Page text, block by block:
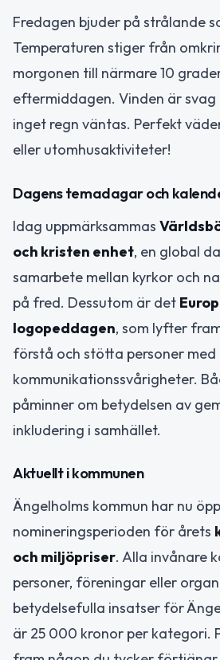
Fredagen bjuder på strålande
Temperaturen stiger från
morgonen till närmare 10
eftermiddagen. Vinden är
inget regn väntas. Perfekt
eller utomhusaktiviteter!
Dagens temadagar och
Idag uppmärksammas
och kristen enhet, en global
samarbete mellan kyrkor och
på fred. Dessutom är det
logopeddagen, som lyfter
förstå och stötta personer
kommunikationssvårigheter.
påminner om betydelsen av
inkludering i samhället.
Aktuellt i kommunen
Ängelholms kommun har nu
nomineringsperioden för årets
och miljöpriser. Alla invånare
personer, föreningar eller
betydelsefulla insatser för
är 25 000 kronor per kategori.